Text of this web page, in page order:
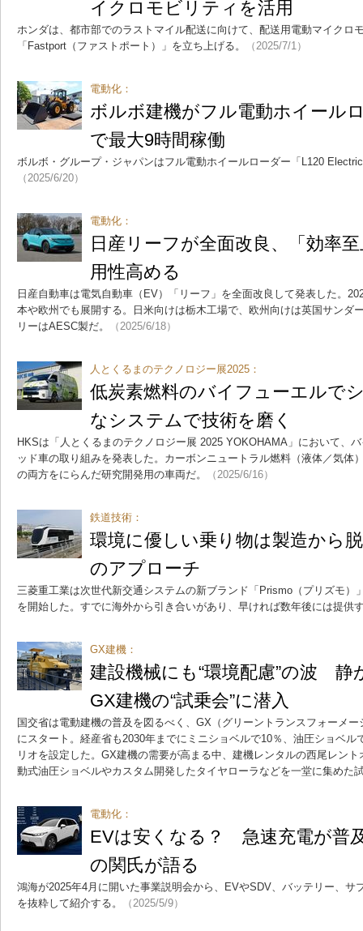
イクロモビリティを活用
ホンダは、都市部でのラストマイル配送に向けて、配送用電動マイクロ
「Fastport（ファストポート）」を立ち上げる。
（2025/7/1）
電動化：
ボルボ建機がフル電動ホイール
で最大9時間稼働
ボルボ・グループ・ジャパンはフル電動ホイールローダー「L120
（2025/6/20）
電動化：
日産リーフが全面改良、「効率
用性高める
日産自動車は電気自動車（EV）「リーフ」を全面改良して発表した。
本や欧州でも展開する。日米向けは栃木工場で、欧州向けは英国サンダ
リーはAESC製だ。
（2025/6/18）
人とくるまのテクノロジー展2025：
低炭素燃料のバイフューエルで
なシステムで技術を磨く
HKSは「人とくるまのテクノロジー展 2025 YOKOHAMA」において、
ッド車の取り組みを発表した。カーボンニュートラル燃料（液体／気体
の両方をにらんだ研究開発用の車両だ。
（2025/6/16）
鉄道技術：
環境に優しい乗り物は製造から
のアプローチ
三菱重工業は次世代新交通システムの新ブランド「Prismo（プリズモ）
を開始した。すでに海外から引き合いがあり、早ければ数年後には提供
GX建機：
建設機械にも“環境配慮”の波 静
GX建機の“試乗会”に潜入
国交省は電動建機の普及を図るべく、GX（グリーントランスフォーメ
にスタート。経産省も2030年までにミニショベルで10％、油圧ショベル
リオを設定した。GX建機の需要が高まる中、建機レンタルの西尾レン
動式油圧ショベルやカスタム開発したタイヤローラなどを一堂に集めた
電動化：
EVは安くなる？ 急速充電が普
の関氏が語る
鴻海が2025年4月に開いた事業説明会から、EVやSDV、バッテリー、サ
を抜粋して紹介する。
（2025/5/9）